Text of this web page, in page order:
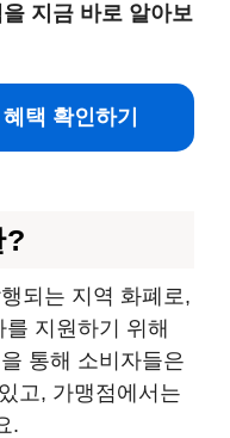
지금 바로 알아보
택 확인하기
?
되는 지역 화폐로,
지원하기 위해
통해 소비자들은
고, 가맹점에서는
.